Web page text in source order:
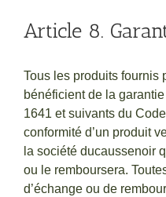
Article 8.
Tous les produits fournis
bénéficient de la
1641 et suivants du
conformité d’un produit
la société ducaussenoir
ou le remboursera.
d’échange ou de